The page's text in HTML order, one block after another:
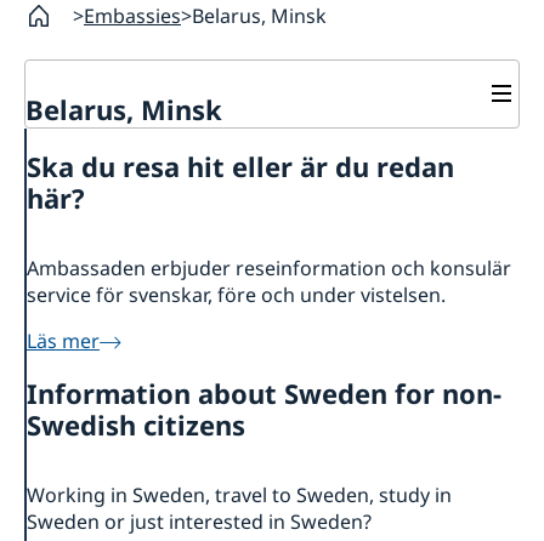
Embassies Belarus, Minsk
Belarus, Minsk
About us
Embassy staff
News
Ska du resa hit eller är du redan
här?
Ambassaden erbjuder reseinformation och konsulär
service för svenskar, före och under vistelsen.
Läs mer
Information about Sweden for non-
Swedish citizens
Working in Sweden, travel to Sweden, study in
Sweden or just interested in Sweden?